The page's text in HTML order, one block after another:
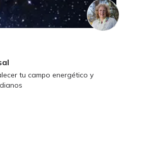
tu campo energético y